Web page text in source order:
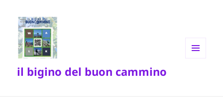
il bigino del buon cammino